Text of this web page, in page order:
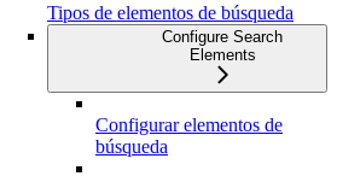
Tipos de elementos de búsqueda
Configure Search
Elements
Configurar elementos de
búsqueda